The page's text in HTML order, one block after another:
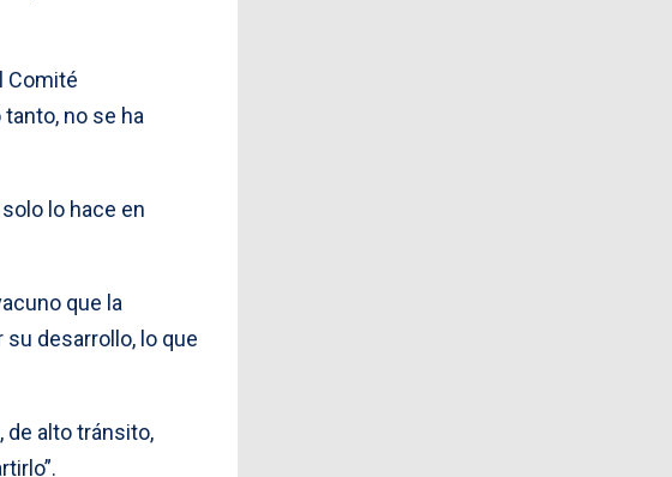
Comité
tanto, no se ha
lo hace en
que la
desarrollo, lo que
de alto tránsito,